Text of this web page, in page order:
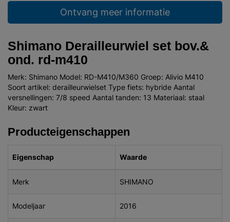
Ontvang meer informatie
Shimano Derailleurwiel set bov.&
ond. rd-m410
Merk: Shimano Model: RD-M410/M360 Groep: Alivio M410
Soort artikel: derailleurwielset Type fiets: hybride Aantal
versnellingen: 7/8 speed Aantal tanden: 13 Materiaal: staal
Kleur: zwart
Producteigenschappen
Eigenschap Waarde
Merk SHIMANO
Modeljaar 2016